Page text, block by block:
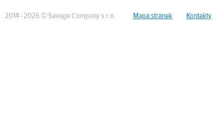
2014 - 2026 © Savage Company s.r.o. Mapa stránek Kontakty